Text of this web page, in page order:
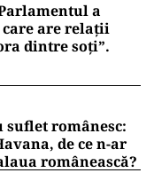
a
care are relații
dintre soți”.
suflet românesc:
de ce n-ar
românească?